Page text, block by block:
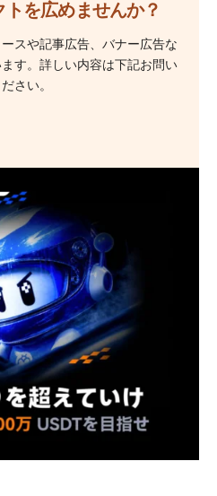
を広めませんか？
スや記事広告、バナー広告な
す。詳しい内容は下記お問い
さい。